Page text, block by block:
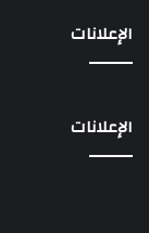
الإعلانات
الإعلانات